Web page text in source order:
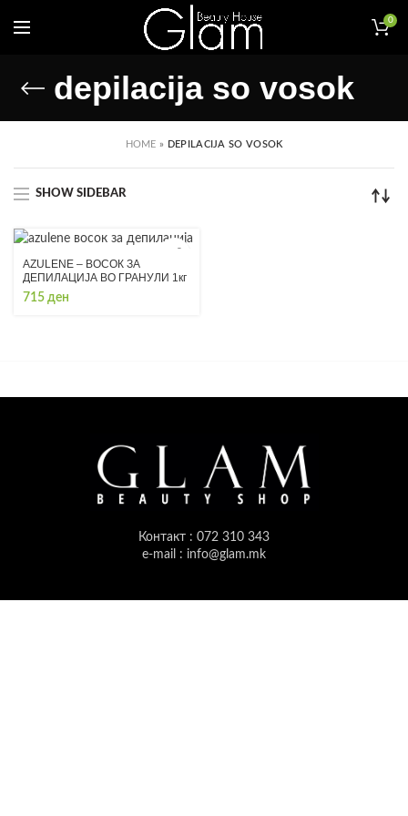
0
depilacija so vosok
HOME » DEPILACIJA SO VOSOK
SHOW SIDEBAR
AZULENE – ВОСОК ЗА
ДЕПИЛАЦИЈА ВО ГРАНУЛИ 1кг
715 ден
Контакт : 072 310 343
e-mail : info@glam.mk